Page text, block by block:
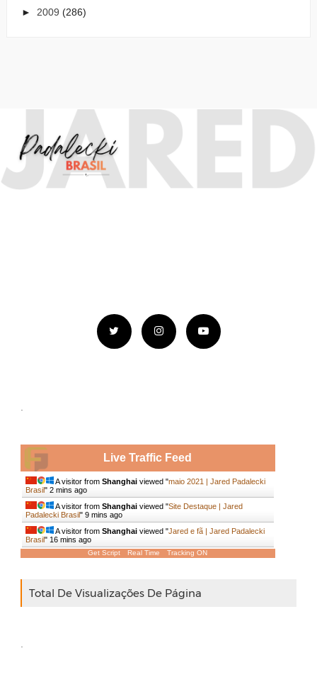
► 2009 (286)
.
Live Traffic Feed
A visitor from Shanghaiviewed "maio 2021 | Jared Padalecki
Brasil" 2 mins ago
A visitor from Shanghaiviewed "Site Destaque | Jared
Padalecki Brasil" 9 mins ago
A visitor from Shanghaiviewed "Jared e fã | Jared Padalecki
Brasil" 16 mins ago
Get Script Real Time Tracking ON
Total De Visualizações De Página
.